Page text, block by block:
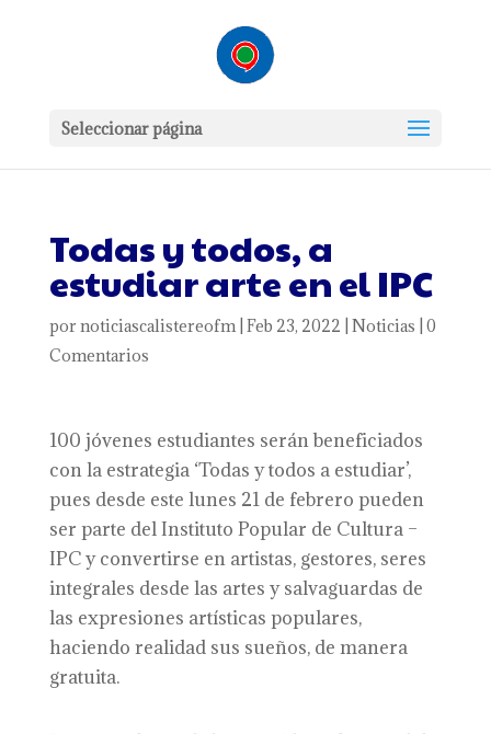
Seleccionar página
Todas y todos, a
estudiar arte en el IPC
por noticiascalistereofm| Feb 23, 2022 Noticias 0
Comentarios
100 jóvenes estudiantes serán beneficiados
con la estrategia ‘Todas y todos a estudiar’,
pues desde este lunes 21 de febrero pueden
ser parte del Instituto Popular de Cultura –
IPC y convertirse en artistas, gestores, seres
integrales desde las artes y salvaguardas de
las expresiones artísticas populares,
haciendo realidad sus sueños, de manera
gratuita.